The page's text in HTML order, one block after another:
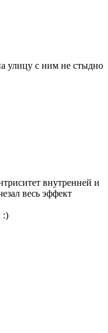
улицу с ним не стыдно
внутренней и
весь эффект
:)